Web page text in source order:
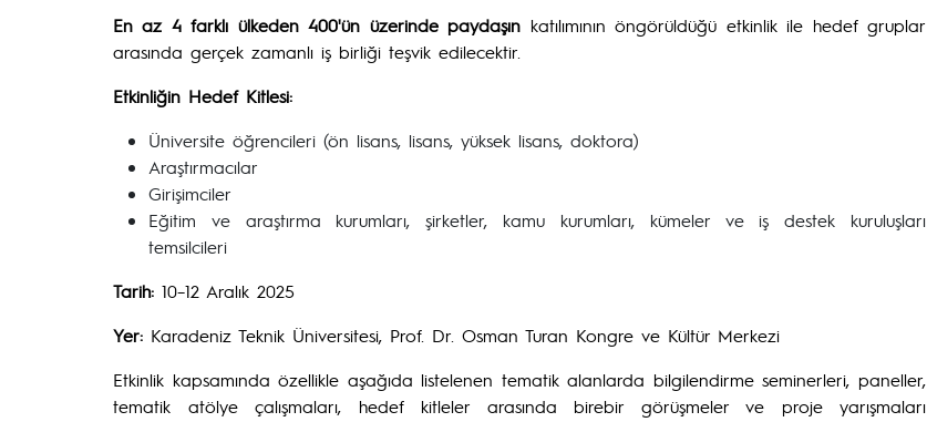
En az 4 farklı ülkeden 400'ün üzerinde paydaşın katılımının öngörüldüğü etkinlik ile hedef gruplar
arasında gerçek zamanlı iş birliği teşvik edilecektir.
Etkinliğin Hedef Kitlesi:
Üniversite öğrencileri (ön lisans, lisans, yüksek lisans, doktora)
Araştırmacılar
Girişimciler
Eğitim ve araştırma kurumları, şirketler, kamu kurumları, kümeler ve iş destek kuruluşları
temsilcileri
Tarih: 10–12 Aralık 2025
Yer: Karadeniz Teknik Üniversitesi, Prof. Dr. Osman Turan Kongre ve Kültür Merkezi
Etkinlik kapsamında özellikle aşağıda listelenen tematik alanlarda bilgilendirme seminerleri, paneller,
tematik atölye çalışmaları, hedef kitleler arasında birebir görüşmeler ve proje yarışmaları